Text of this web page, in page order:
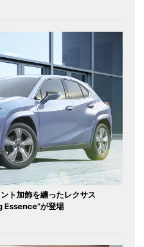
ト加飾を纏ったレクサス
Essence”が登場